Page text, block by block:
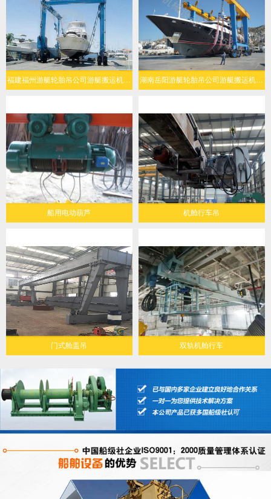
福建福州游艇轮胎吊公司游艇搬运机定制化设计 湖南岳阳游艇轮胎吊公司游艇搬运机经济环保
船用电动葫芦 机舱行车吊
门式舱盖吊 双轨机舱行车